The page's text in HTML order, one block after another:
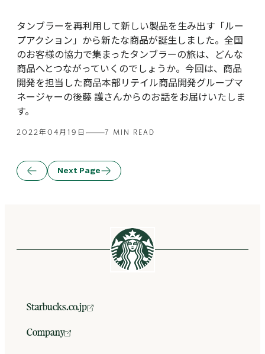
タンブラーを再利用して新しい製品を生み出す「ルー
プアクション」から新たな商品が誕生しました。全国
のお客様の協力で集まったタンブラーの旅は、どんな
商品へとつながっていくのでしょうか。今回は、商品
開発を担当した商品本部リテイル商品開発グループマ
ネージャーの後藤 護さんからのお話をお届けいたしま
す。
2022年04月19日 7 MIN READ
PreviousNext Page
Starbucks.co.jp
Company